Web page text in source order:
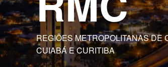
REGIÕES METROPOLITANAS DE
CUIABÁ E CURITIBA